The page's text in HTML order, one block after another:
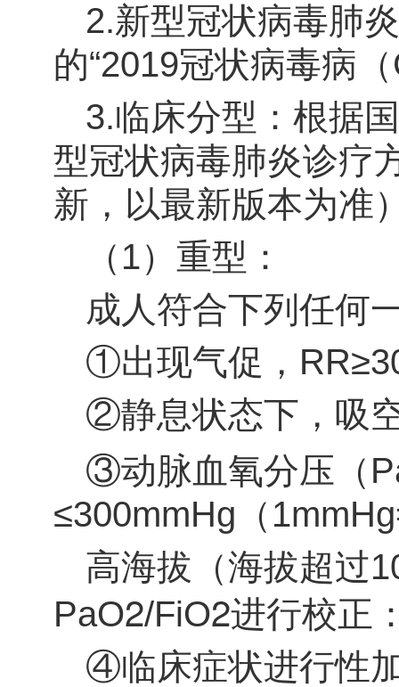
2.新型冠状病毒肺
的“2019冠状病毒病
3.临床分型：根据
型冠状病毒肺炎诊疗
新，以最新版本为准
（1）重型：
成人符合下列任何
①出现气促，
②静息状态下，吸
③动脉血氧分压（
≤300mmHg（
高海拔（海拔超过
PaO2/FiO2进行校正
④临床症状进行性